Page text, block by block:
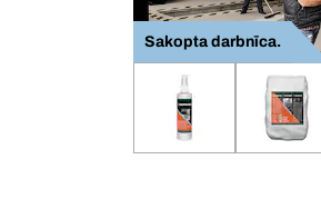
Sakopta darbnīca.